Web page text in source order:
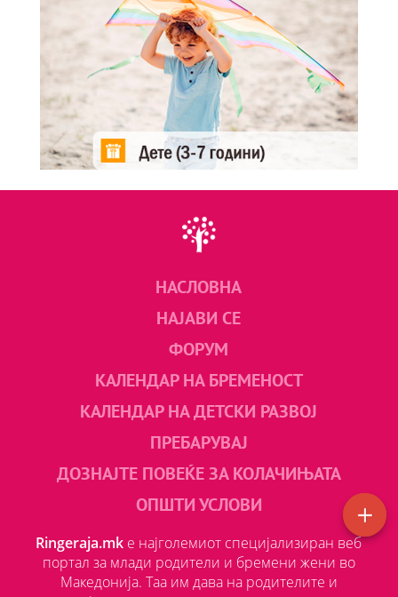
НАСЛОВНА
НАЈАВИ СЕ
ФОРУМ
КАЛЕНДАР НА БРЕМЕНОСТ
КАЛЕНДАР НА ДЕТСКИ РАЗВОЈ
ПРЕБАРУВАЈ
ДОЗНАЈТЕ ПОВЕЌЕ ЗА КОЛАЧИЊАТА
ОПШТИ УСЛОВИ
Ringeraja.mk е најголемиот специјализиран веб
портал за млади родители и бремени жени во
Македонија. Таа им дава на родителите и